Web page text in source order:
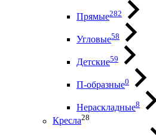
Прямые282
Угловые58
Детские59
П-образные0
Нераскладные8
Кресла28